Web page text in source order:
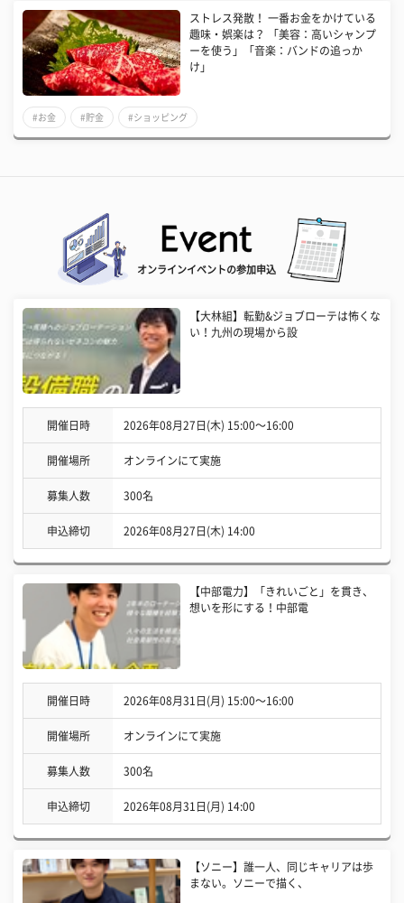
ストレス発散！ 一番お金をかけている
趣味・娯楽は？ 「美容：高いシャンプ
ーを使う」「音楽：バンドの追っか
け」
#お金 #貯金 #ショッピング
オンラインイベントの参加申込
【大林組】転勤&ジョブローテは怖くな
い！九州の現場から設
開催日時 2026年08月27日(木) 15:00〜16:00
開催場所 オンラインにて実施
募集人数 300名
申込締切 2026年08月27日(木) 14:00
【中部電力】「きれいごと」を貫き、
想いを形にする！中部電
開催日時 2026年08月31日(月) 15:00〜16:00
開催場所 オンラインにて実施
募集人数 300名
申込締切 2026年08月31日(月) 14:00
【ソニー】誰一人、同じキャリアは歩
まない。ソニーで描く、